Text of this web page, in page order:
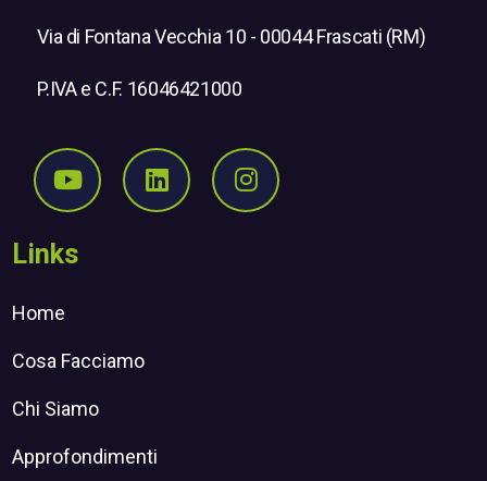
Via di Fontana Vecchia 10 - 00044 Frascati (RM)
P.IVA e C.F. 16046421000
Seguici su Youtube
Seguici su Linkedin
Seguici su
Links
Home
Cosa Facciamo
Chi Siamo
Approfondimenti